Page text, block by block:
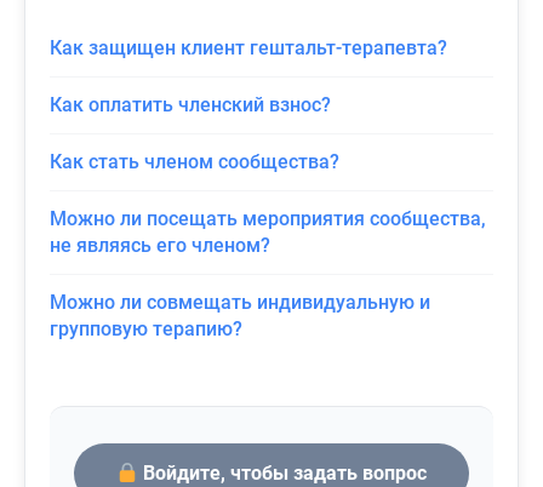
Как защищен клиент гештальт-терапевта?
Как оплатить членский взнос?
Как стать членом сообщества?
Можно ли посещать мероприятия сообщества,
не являясь его членом?
Можно ли совмещать индивидуальную и
групповую терапию?
Войдите, чтобы задать вопрос